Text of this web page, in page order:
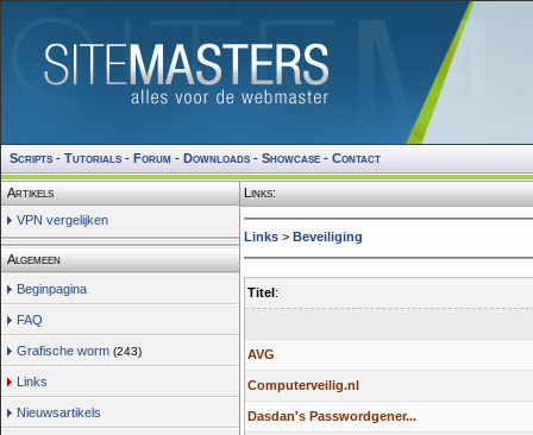
Scripts - Tutorials - Forum - Downloads - Showcase - Contact
Artikels
VPN vergelijken
Algemeen
Beginpagina
FAQ
Grafische worm (243)
Links
Nieuwsartikels
Links:
Links > Beveiliging
Titel:
AVG
Computerveilig.nl
Dasdan's Passwordgener...